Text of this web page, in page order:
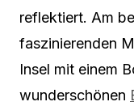
reflektiert. Am
faszinierenden
Insel mit einem
wunderschönen